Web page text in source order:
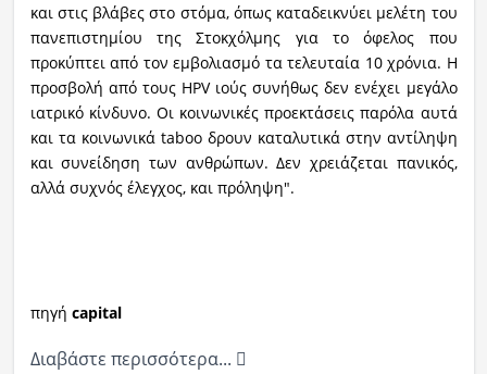
και στις βλάβες στο στόμα, όπως καταδεικνύει μελέτη του
πανεπιστημίου της Στοκχόλμης για το όφελος που
προκύπτει από τον εμβολιασμό τα τελευταία 10 χρόνια. Η
προσβολή από τους HPV ιούς συνήθως δεν ενέχει μεγάλο
ιατρικό κίνδυνο. Οι κοινωνικές προεκτάσεις παρόλα αυτά
και τα κοινωνικά taboo δρουν καταλυτικά στην αντίληψη
και συνείδηση των ανθρώπων. Δεν χρειάζεται πανικός,
αλλά συχνός έλεγχος, και πρόληψη".
πηγή capital
Διαβάστε περισσότερα...